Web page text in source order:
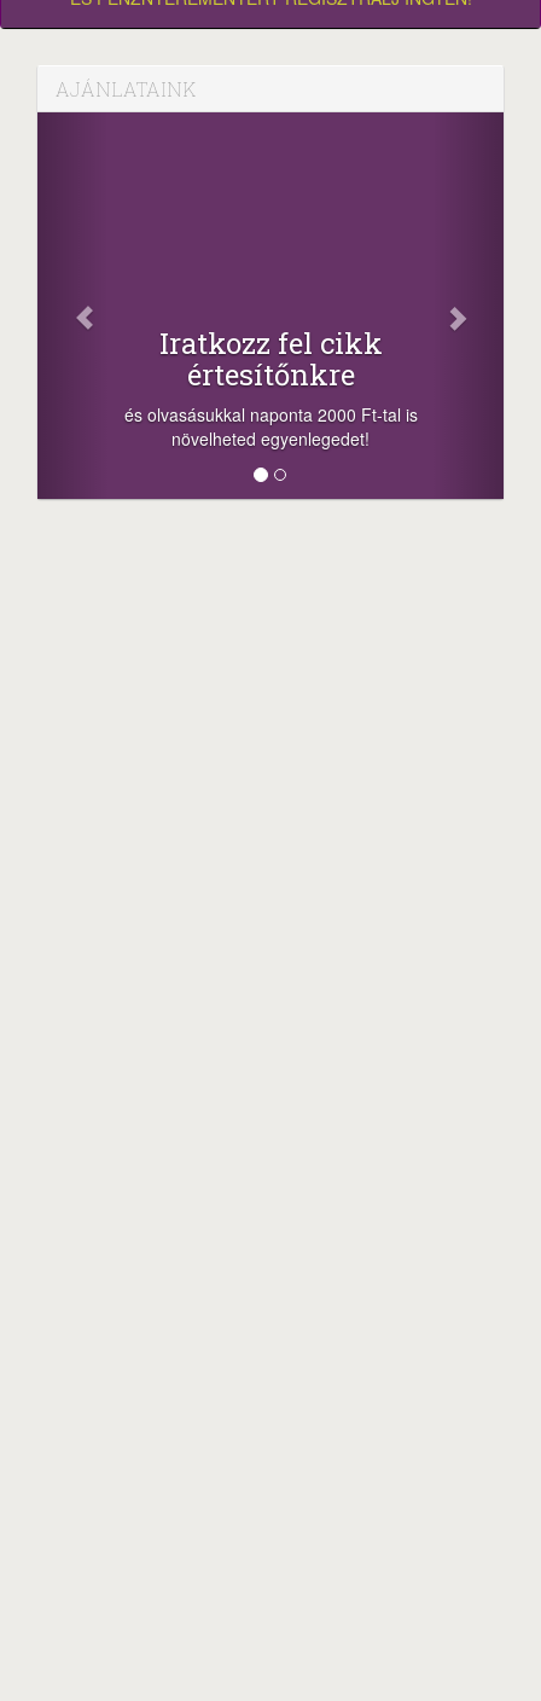
AJÁNLATAINK
Iratkozz fel cikk
értesítőnkre
és olvasásukkal naponta 2000 Ft-tal is
növelheted egyenlegedet!